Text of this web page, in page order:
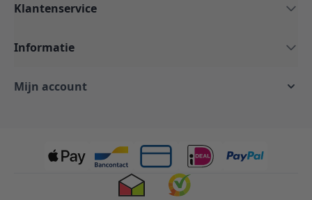
Klantenservice
Informatie
Mijn account